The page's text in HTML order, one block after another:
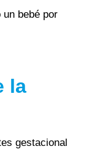
bebé por
la
gestacional